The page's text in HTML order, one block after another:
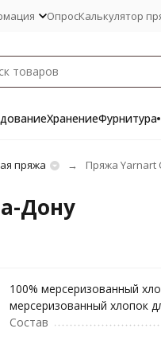
ОпросКалькулятор
ХранениеФурнитура
пряжа Пряжа Yarnart
Дону
100% мерсеризованный
мерсеризованный хлопок
Состав